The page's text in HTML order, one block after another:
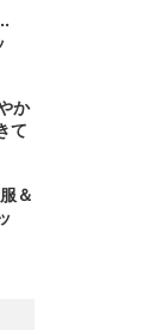
か
て
＆